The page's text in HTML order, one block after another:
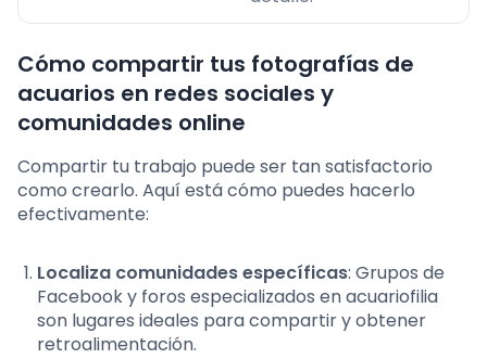
Cómo compartir tus fotografías de
acuarios en redes sociales y
comunidades online
Compartir tu trabajo puede ser tan satisfactorio
como crearlo. Aquí está cómo puedes hacerlo
efectivamente:
Localiza comunidades específicas: Grupos de
Facebook y foros especializados en acuariofilia
son lugares ideales para compartir y obtener
retroalimentación.